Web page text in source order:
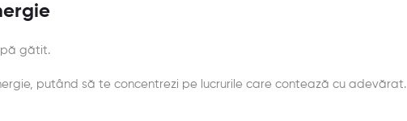
gătit.
putând să te concentrezi pe lucrurile care contează cu adevărat.